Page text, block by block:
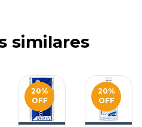
similares
20%
OFF
20%
OFF